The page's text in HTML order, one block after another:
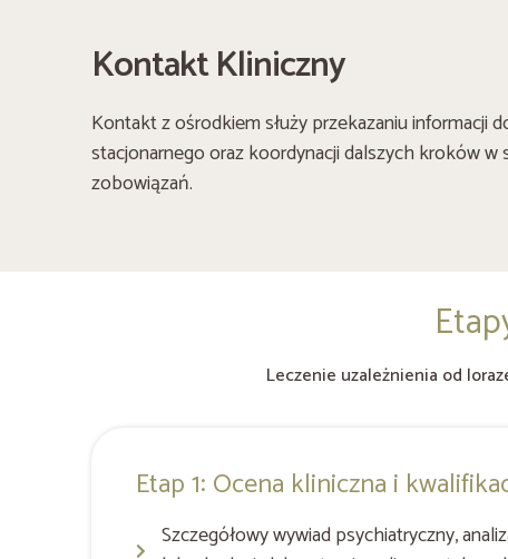
Kontakt Kliniczny
Kontakt z ośrodkiem służy przekazaniu informacji
stacjonarnego oraz koordynacji dalszych kroków
zobowiązań.
Leczenie uzależnienia od
Etap 1: Ocena kliniczna i
Szczegółowy wywiad psychiatryczny,